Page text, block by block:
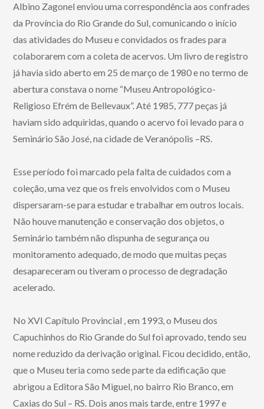
Albino Zagonel enviou uma correspondência aos confrades
da Província do Rio Grande do Sul, comunicando o início
das atividades do Museu e convidados os frades para
colaborarem com a coleta de acervos. Um livro de registro
já havia sido aberto em 25 de março de 1980 e no termo de
abertura constava o nome “Museu Antropológico-
Religioso Efrém de Bellevaux”. Até 1985, 777 peças já
haviam sido adquiridas, quando o acervo foi levado para o
Seminário São José, na cidade de Veranópolis –RS.
Esse período foi marcado pela falta de cuidados com a
coleção, uma vez que os freis envolvidos com o Museu
dispersaram-se para estudar e trabalhar em outros locais.
Não houve manutenção e conservação dos objetos, o
Seminário também não dispunha de segurança ou
monitoramento adequado, de modo que muitas peças
desapareceram ou tiveram o processo de degradação
acelerado.
No XVI Capítulo Provincial , em 1993, o Museu dos
Capuchinhos do Rio Grande do Sul foi aprovado, tendo seu
nome reduzido da derivação original. Ficou decidido, então,
que o Museu teria como sede parte da edificação que
abrigou a Editora São Miguel, no bairro Rio Branco, em
Caxias do Sul – RS. Dois anos mais tarde, entre 1997 e